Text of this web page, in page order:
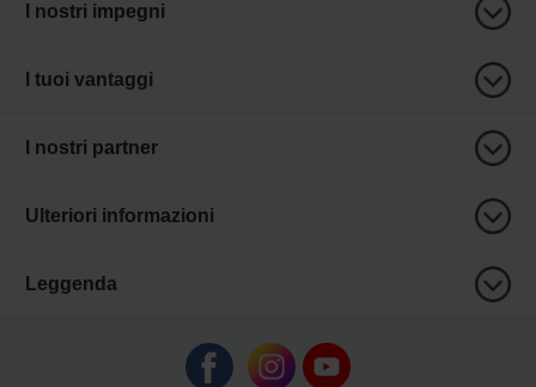
I nostri impegni
I tuoi vantaggi
I nostri partner
Ulteriori informazioni
Leggenda